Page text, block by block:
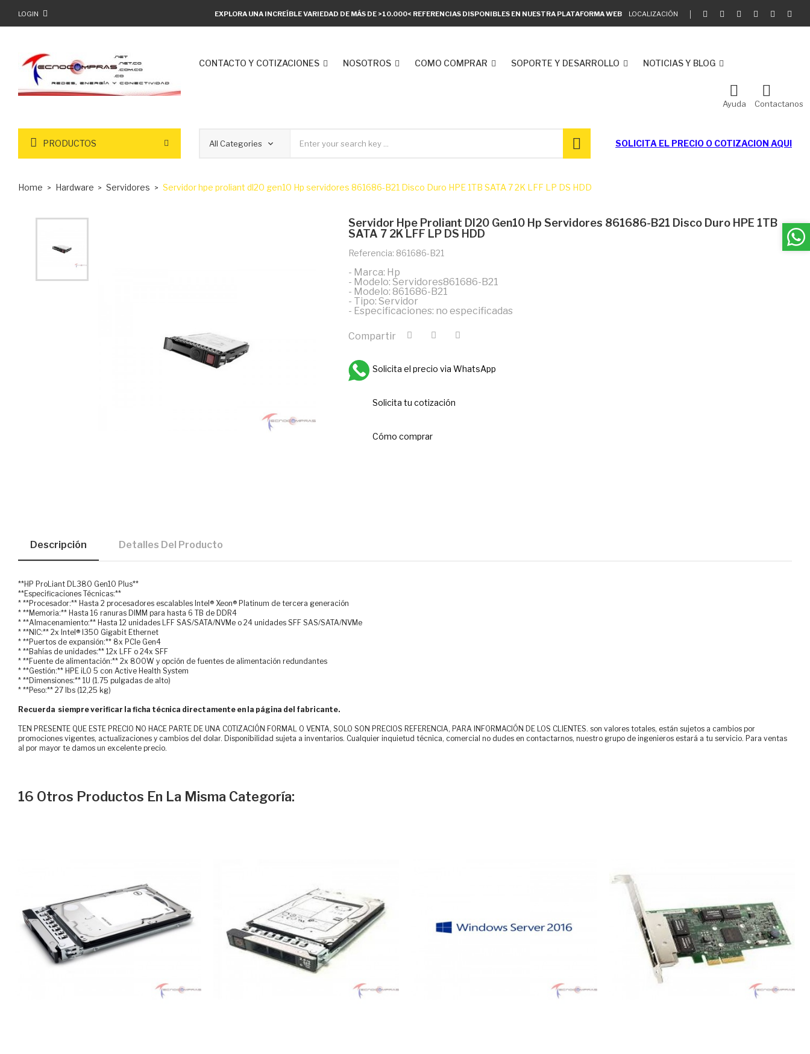
EXPLORA UNA INCREÍBLE VARIEDAD DE MÁS DE >10.000< REFERENCIAS DISPONIBLES EN NUESTRA PLATAFORMA WEB LOCALIZACIÓN
LOGIN
CONTACTO Y COTIZACIONES NOSOTROS COMO COMPRAR SOPORTE Y DESARROLLO NOTICIAS Y BLOG
Ayuda Contactanos
PRODUCTOS SOLICITA EL PRECIO O COTIZACION AQUI
Home Hardware Servidores Servidor hpe proliant dl20 gen10 Hp servidores 861686-B21 Disco Duro HPE 1TB SATA 7 2K LFF LP DS HDD
Servidor Hpe Proliant Dl20 Gen10 Hp Servidores 861686-B21 Disco Duro HPE 1TB
SATA 7 2K LFF LP DS HDD
Referencia: 861686-B21
- Marca: Hp
- Modelo: Servidores861686-B21
- Modelo: 861686-B21
- Tipo: Servidor
- Especificaciones: no especificadas
Compartir
Solicita el precio via WhatsApp
Solicita tu cotización
Cómo comprar
Descripción Detalles Del Producto
**HP ProLiant DL380 Gen10 Plus**
**Especificaciones Técnicas:**
* **Procesador:** Hasta 2 procesadores escalables Intel® Xeon® Platinum de tercera generación
* **Memoria:** Hasta 16 ranuras DIMM para hasta 6 TB de DDR4
* **Almacenamiento:** Hasta 12 unidades LFF SAS/SATA/NVMe o 24 unidades SFF SAS/SATA/NVMe
* **NIC:** 2x Intel® I350 Gigabit Ethernet
* **Puertos de expansión:** 8x PCIe Gen4
* **Bahías de unidades:** 12x LFF o 24x SFF
* **Fuente de alimentación:** 2x 800W y opción de fuentes de alimentación redundantes
* **Gestión:** HPE iLO 5 con Active Health System
* **Dimensiones:** 1U (1.75 pulgadas de alto)
* **Peso:** 27 lbs (12,25 kg)
Recuerda siempre verificar la ficha técnica directamente en la página del fabricante.
TEN PRESENTE QUE ESTE PRECIO NO HACE PARTE DE UNA COTIZACIÓN FORMAL O VENTA, SOLO SON PRECIOS REFERENCIA, PARA INFORMACIÓN DE LOS CLIENTES. son valores totales, están sujetos a cambios por
promociones vigentes, actualizaciones y cambios del dolar. Disponibilidad sujeta a inventarios. Cualquier inquietud técnica, comercial no dudes en contactarnos, nuestro grupo de ingenieros estará a tu servicio. Para ventas
al por mayor te damos un excelente precio.
16 Otros Productos En La Misma Categoría: